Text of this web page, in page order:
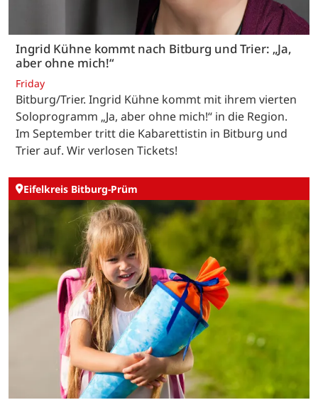
Ingrid Kühne kommt nach Bitburg und Trier: „Ja,
aber ohne mich!“
Friday
Bitburg/Trier. Ingrid Kühne kommt mit ihrem vierten
Soloprogramm „Ja, aber ohne mich!“ in die Region.
Im September tritt die Kabarettistin in Bitburg und
Trier auf. Wir verlosen Tickets!
Eifelkreis Bitburg-Prüm